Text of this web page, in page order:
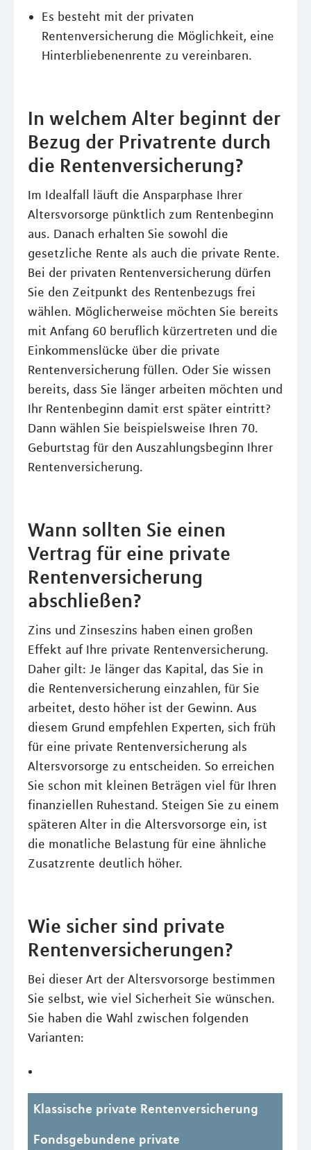
Es besteht mit der privaten
Rentenversicherung die Möglichkeit, eine
Hinterbliebenenrente zu vereinbaren.
In welchem Alter beginnt der
Bezug der Privatrente durch
die Rentenversicherung?
Im Idealfall läuft die Ansparphase Ihrer
Altersvorsorge pünktlich zum Rentenbeginn
aus. Danach erhalten Sie sowohl die
gesetzliche Rente als auch die private Rente.
Bei der privaten Rentenversicherung dürfen
Sie den Zeitpunkt des Rentenbezugs frei
wählen. Möglicherweise möchten Sie bereits
mit Anfang 60 beruflich kürzertreten und die
Einkommenslücke über die private
Rentenversicherung füllen. Oder Sie wissen
bereits, dass Sie länger arbeiten möchten und
Ihr Rentenbeginn damit erst später eintritt?
Dann wählen Sie beispielsweise Ihren 70.
Geburtstag für den Auszahlungsbeginn Ihrer
Rentenversicherung.
Wann sollten Sie einen
Vertrag für eine private
Rentenversicherung
abschließen?
Zins und Zinseszins haben einen großen
Effekt auf Ihre private Rentenversicherung.
Daher gilt: Je länger das Kapital, das Sie in
die Rentenversicherung einzahlen, für Sie
arbeitet, desto höher ist der Gewinn. Aus
diesem Grund empfehlen Experten, sich früh
für eine private Rentenversicherung als
Altersvorsorge zu entscheiden. So erreichen
Sie schon mit kleinen Beträgen viel für Ihren
finanziellen Ruhestand. Steigen Sie zu einem
späteren Alter in die Altersvorsorge ein, ist
die monatliche Belastung für eine ähnliche
Zusatzrente deutlich höher.
Wie sicher sind private
Rentenversicherungen?
Bei dieser Art der Altersvorsorge bestimmen
Sie selbst, wie viel Sicherheit Sie wünschen.
Sie haben die Wahl zwischen folgenden
Varianten:
Klassische private Rentenversicherung
Fondsgebundene private